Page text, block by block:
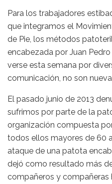
Para los trabajadores
que integramos el
de Pie, los métodos
encabezada por Juan
verse esta semana por
comunicación, no son
El pasado junio de 2013
sufrimos por parte de la
organización compuesta
todos ellos mayores de 60
ataque de una patota
dejó como resultado más
compañeros y compañeras